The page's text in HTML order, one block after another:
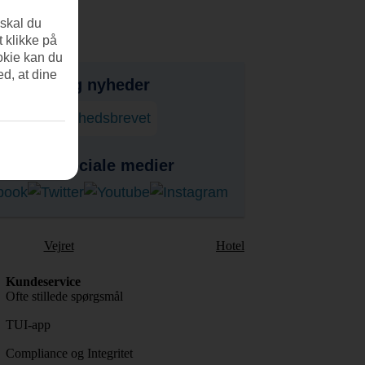
tips og nyheder
på nyhedsbrevet
på de sociale medier
Vejret Hotel
Kundeservice
Ofte stillede spørgsmål
TUI-app
Compliance og Integritet
du
klikke på
kan du
at dine